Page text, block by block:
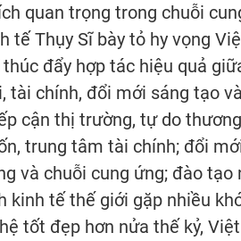
quan trọng trong chuỗi
Thụy Sĩ bày tỏ hy vọng
đẩy hợp tác hiệu quả
tài chính, đổi mới sáng tạo
cận thị trường, tự do
trung tâm tài chính; đổi
và chuỗi cung ứng; đào tạo
tế thế giới gặp nhiều
tốt đẹp hơn nửa thế kỷ,